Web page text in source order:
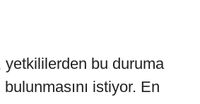
yetkililerden bu duruma
bulunmasını istiyor. En